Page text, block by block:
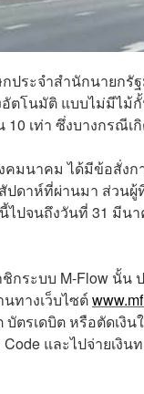
ระจำสำนักนายกรั
อัตโนมัติ แบบไม่มีไ
10 เท่า ซึ่งบางกร
มนาคม ได้มีข้อสั่งก
ปดาห์ที่ผ่านมา ส่วน
ไปจนถึงวันที่ 31 มี
กระบบ M-Flow นั้
ทางเว็บไซต์
ตรเดบิต หรือตัดเงิ
และไปจ่ายเงิ